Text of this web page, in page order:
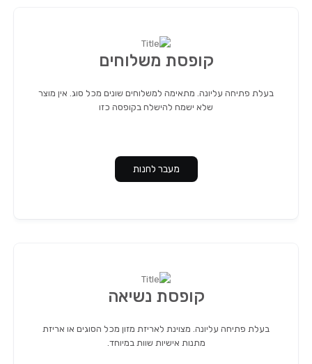
קופסת משלוחים
בעלת פתיחה עליונה. מתאימה למשלוחים שונים מכל סוג. אין מוצר
שלא ישמח להישלח בקופסה כזו
מעבר לחנות
קופסת נשיאה
בעלת פתיחה עליונה. מצוינת לאריזת מזון מכל הסוגים או אריזת
מתנות אישיות שוות במיוחד.